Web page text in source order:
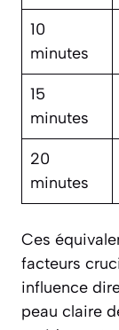
10
minutes
15
minutes
20
minutes
Ces
facteurs
influence
peau claire